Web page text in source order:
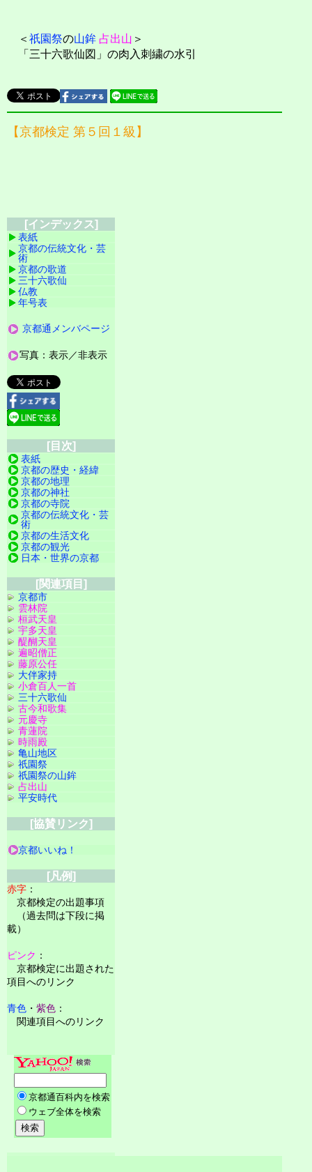
＜ 祇園祭の山鉾 占出山 ＞
「三十六歌仙図」の肉入刺繍の水引
【京都検定 第５回１級】
[インデックス]
表紙
京都の伝統文化・芸
術
京都の歌道
三十六歌仙
仏教
年号表
京都通メンバページ
写真：表示／非表示
[目次]
表紙
京都の歴史・経緯
京都の地理
京都の神社
京都の寺院
京都の伝統文化・芸
術
京都の生活文化
京都の観光
日本・世界の京都
[関連項目]
京都市
雲林院
桓武天皇
宇多天皇
醍醐天皇
遍昭僧正
藤原公任
大伴家持
小倉百人一首
三十六歌仙
古今和歌集
元慶寺
青蓮院
時雨殿
亀山地区
祇園祭
祇園祭の山鉾
占出山
平安時代
[協賛リンク]
京都いいね！
[凡例]
赤字 ：
京都検定の出題事項
（過去問は下段に掲
載）
ピンク ：
京都検定に出題された
項目へのリンク
青色 ・ 紫色 ：
関連項目へのリンク